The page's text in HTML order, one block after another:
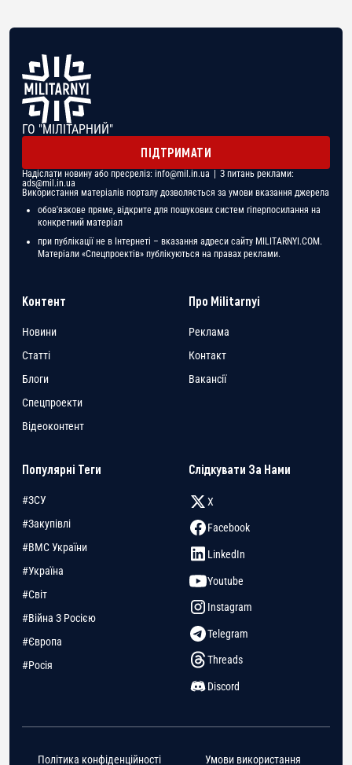
ГО "МІЛІТАРНИЙ"
ПІДТРИМАТИ
Надіслати новину або пресреліз: info@mil.in.ua | З питань реклами:
ads@mil.in.ua
Використання матеріалів порталу дозволяється за умови вказання джерела
обов'язкове пряме, відкрите для пошукових систем гіперпосилання на
конкретний матеріал
при публікації не в Інтернеті – вказання адреси сайту MILITARNYI.COM.
Матеріали «Спецпроектів» публікуються на правах реклами.
Контент
Новини
Статті
Блоги
Спецпроекти
Відеоконтент
Про Militarnyi
Реклама
Контакт
Вакансії
Популярні Теги
#ЗСУ
#Закупівлі
#ВМС України
#Україна
#Світ
#Війна З Росією
#Європа
#Росія
Слідкувати За Нами
X
Facebook
LinkedIn
Youtube
Instagram
Telegram
Threads
Discord
Політика конфіденційності Умови використання